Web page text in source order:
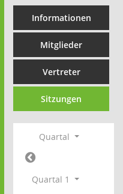
Informationen
Mitglieder
Vertreter
Sitzungen
Quartal
Quartal 1